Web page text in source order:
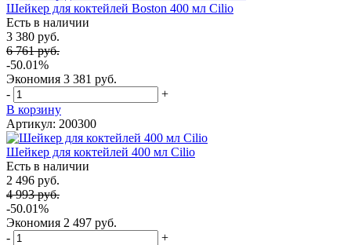
Шейкер для коктейлей Boston 400 мл Cilio
Есть в наличии
3 380 руб.
6 761 руб.
-50.01%
Экономия 3 381 руб.
-
+
В корзину
Артикул: 200300
Шейкер для коктейлей 400 мл Cilio
Есть в наличии
2 496 руб.
4 993 руб.
-50.01%
Экономия 2 497 руб.
-
+